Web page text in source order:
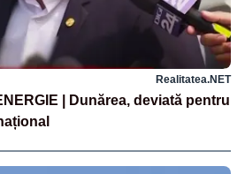
Realitatea.NET
| Dunărea, deviată pentru